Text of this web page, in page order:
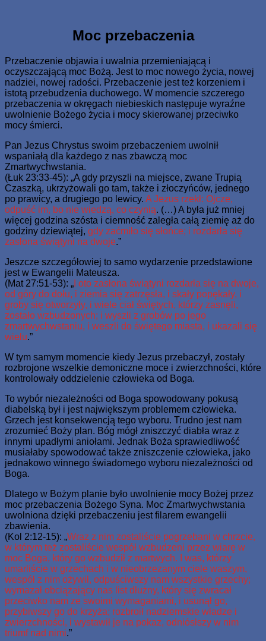
swego Jednorodzonego dał, aby każdy, kto weń wierzy, nie
zginął, ale miał żywot wieczny.Moc przebaczenia
Przebaczenie objawia i uwalnia przemieniającą i
oczyszczającą moc Bożą. Jest to moc nowego życia, nowej
nadziei, nowej radości. Przebaczenie jest też korzeniem i
istotą przebudzenia duchowego. W momencie szczerego
przebaczenia w okręgach niebieskich następuje wyraźne
uwolnienie Bożego życia i mocy skierowanej przeciwko
mocy śmierci.
Pan Jezus Chrystus swoim przebaczeniem uwolnił
wspaniałą dla każdego z nas zbawczą moc
Zmartwychwstania.
(Łuk 23:33-45): „A gdy przyszli na miejsce, zwane Trupią
Czaszką, ukrzyżowali go tam, także i złoczyńców, jednego
po prawicy, a drugiego po lewicy. A Jezus rzekł: Ojcze,
odpuść im, bo nie wiedzą, co czynią. (…) A była już mniej
więcej godzina szósta i ciemność zaległa całą ziemię aż do
godziny dziewiątej, gdy zaćmiło się słońce; i rozdarła się
zasłona świątyni na dwoje.”
Jeszcze szczegółowiej to samo wydarzenie przedstawione
jest w Ewangelii Mateusza.
(Mat 27:51-53): „ I oto zasłona świątyni rozdarła się na dwoje,
od góry do dołu, i ziemia się zatrzęsła, i skały popękały, i
groby się otworzyły, i wiele ciał świętych, którzy zasnęli,
zostało wzbudzonych; i wyszli z grobów po jego
zmartwychwstaniu, i weszli do świętego miasta, i ukazali się
wielu.”
W tym samym momencie kiedy Jezus przebaczył, zostały
rozbrojone wszelkie demoniczne moce i zwierzchności, które
kontrolowały oddzielenie człowieka od Boga.
To wybór niezależności od Boga spowodowany pokusą
diabelską był i jest największym problemem człowieka.
Grzech jest konsekwencją tego wyboru. Trudno jest nam
zrozumieć Boży plan. Bóg mógł zniszczyć diabła wraz z
innymi upadłymi aniołami. Jednak Boża sprawiedliwość
musiałaby spowodować także zniszczenie człowieka, jako
jednakowo winnego świadomego wyboru niezależności od
Boga.
Dlatego w Bożym planie było uwolnienie mocy Bożej przez
moc przebaczenia Bożego Syna. Moc Zmartwychwstania
uwolniona dzięki przebaczeniu jest filarem ewangelii
zbawienia.
(Kol 2:12-15): „Wraz z nim zostaliście pogrzebani w chrzcie,
w którym też zostaliście wespół wzbudzeni przez wiarę w
moc Boga, który go wzbudził z martwych. I was, którzy
umarliście w grzechach i w nieobrzezanym ciele waszym,
wespół z nim ożywił, odpuściwszy nam wszystkie grzechy;
wymazał obciążający nas list dłużny, który się zwracał
przeciwko nam ze swoimi wymaganiami, i usunął go,
przybiwszy go do krzyża; rozbroił nadziemskie władze i
zwierzchności, i wystawił je na pokaz, odniósłszy w nim
triumf nad nimi.”